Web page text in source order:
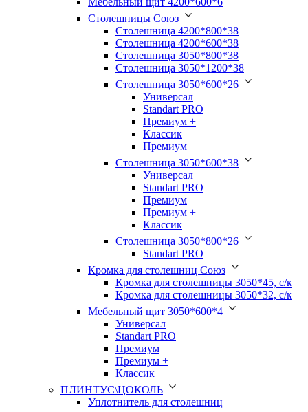
Столешницы Союз
Столешница 4200*800*38
Столешница 4200*600*38
Столешница 3050*800*38
Столешница 3050*1200*38
Столешница 3050*600*26
Универсал
Standart PRO
Премиум +
Классик
Премиум
Столешница 3050*600*38
Универсал
Standart PRO
Премиум
Премиум +
Классик
Столешница 3050*800*26
Standart PRO
Кромка для столешниц Союз
Кромка для столешницы 3050*45, с/к
Кромка для столешницы 3050*32, с/к
Мебельный щит 3050*600*4
Универсал
Standart PRO
Премиум
Премиум +
Классик
ПЛИНТУС\ЦОКОЛЬ
Уплотнитель для столешниц